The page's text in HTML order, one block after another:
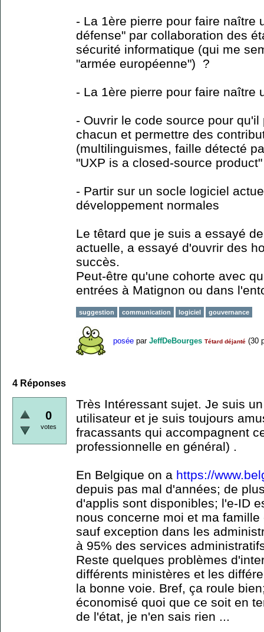
- La 1ère pierre pour faire naître
défense" par collaboration des
sécurité informatique (qui me
"armée européenne") ?
- La 1ère pierre pour faire naître
- Ouvrir le code source pour
chacun et permettre des
(multilinguismes, faille détecté
"UXP is a closed-source product"
- Partir sur un socle logiciel
développement normales
Le têtard que je suis a essayé
actuelle, a essayé d'ouvrir des
succès.
Peut-être qu'une cohorte avec
entrées à Matignon ou dans
suggestion communication logiciel gouvernance
posée par JeffDeBourges Tétard déjanté (30
4 Réponses
0
votes
Très Intéressant sujet. Je suis
utilisateur et je suis toujours
fracassants qui accompagnent
professionnelle en général) .
En Belgique on a https://
depuis pas mal d'années; de
d'applis sont disponibles; l'e-ID
nous concerne moi et ma
sauf exception dans les
à 95% des services
Reste quelques problèmes
différents ministères et les
la bonne voie. Bref, ça roule
économisé quoi que ce soit en
de l'état, je n'en sais rien ...